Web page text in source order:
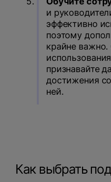
и
эффективно
поэтому
крайне важно.
признавайте
достижения
ней.
Как выбрать